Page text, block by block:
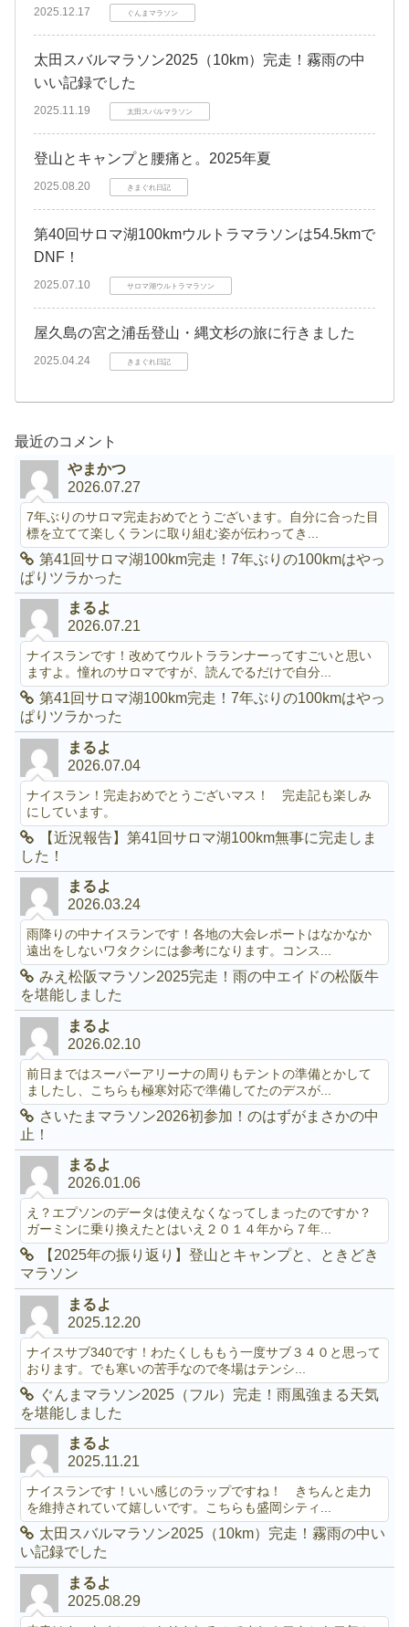
2025.12.17 ぐんまマラソン
太田スバルマラソン2025（10km）完走！霧雨の中
いい記録でした
2025.11.19 太田スバルマラソン
登山とキャンプと腰痛と。2025年夏
2025.08.20 きまぐれ日記
第40回サロマ湖100kmウルトラマラソンは54.5kmで
DNF！
2025.07.10 サロマ湖ウルトラマラソン
屋久島の宮之浦岳登山・縄文杉の旅に行きました
2025.04.24 きまぐれ日記
最近のコメント
やまかつ
2026.07.27
7年ぶりのサロマ完走おめでとうございます。自分に合った目
標を立てて楽しくランに取り組む姿が伝わってき...
第41回サロマ湖100km完走！7年ぶりの100kmはやっ
ぱりツラかった
まるよ
2026.07.21
ナイスランです！改めてウルトラランナーってすごいと思い
ますよ。憧れのサロマですが、読んでるだけで自分...
第41回サロマ湖100km完走！7年ぶりの100kmはやっ
ぱりツラかった
まるよ
2026.07.04
ナイスラン！完走おめでとうございマス！ 完走記も楽しみ
にしています。
【近況報告】第41回サロマ湖100km無事に完走しま
した！
まるよ
2026.03.24
雨降りの中ナイスランです！各地の大会レポートはなかなか
遠出をしないワタクシには参考になります。コンス...
みえ松阪マラソン2025完走！雨の中エイドの松阪牛
を堪能しました
まるよ
2026.02.10
前日まではスーパーアリーナの周りもテントの準備とかして
ましたし、こちらも極寒対応で準備してたのデスが...
さいたまマラソン2026初参加！のはずがまさかの中
止！
まるよ
2026.01.06
え？エプソンのデータは使えなくなってしまったのですか？
ガーミンに乗り換えたとはいえ２０１４年から７年...
【2025年の振り返り】登山とキャンプと、ときどき
マラソン
まるよ
2025.12.20
ナイスサブ340です！わたくしももう一度サブ３４０と思って
おります。でも寒いの苦手なので冬場はテンシ...
ぐんまマラソン2025（フル）完走！雨風強まる天気
を堪能しました
まるよ
2025.11.21
ナイスランです！いい感じのラップですね！ きちんと走力
を維持されていて嬉しいです。こちらも盛岡シティ...
太田スバルマラソン2025（10km）完走！霧雨の中い
い記録でした
まるよ
2025.08.29